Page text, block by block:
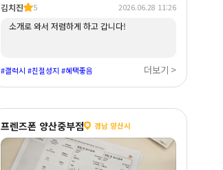
김치진 5 2026.06.28 11:26
소개로 와서 저렴하게 하고 갑니다!
#갤럭시 #친절성지 #혜택좋음 더보기 >
프렌즈폰 양산중부점 경남 양산시